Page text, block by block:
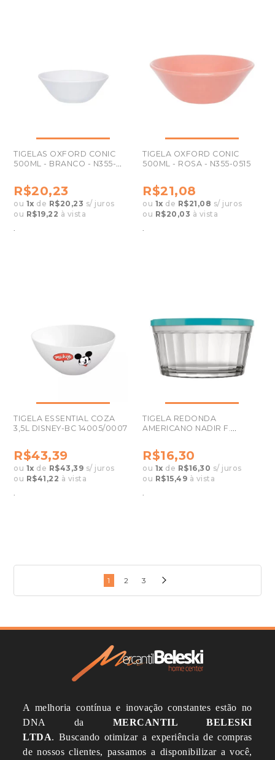
TIGELAS OXFORD CONIC
500ML - BRANCO - N355-
R$20,23
ou 1x de R$20,23 s/ juros
ou R$19,22 à vista
TIGELA OXFORD CONIC
500ML - ROSA - N355-0515
R$21,08
ou 1x de R$21,08 s/ juros
ou R$20,03 à vista
TIGELA ESSENTIAL COZA
3,5L DISNEY-BC 14005/0007
R$43,39
ou 1x de R$43,39 s/ juros
ou R$41,22 à vista
TIGELA REDONDA
AMERICANO NADIR F.
R$16,30
ou 1x de R$16,30 s/ juros
ou R$15,49 à vista
1 2 3
A melhoria contínua e inovação constantes estão no
DNA da MERCANTIL BELESKI
LTDA. Buscando otimizar a experiência de compras
de nossos clientes, passamos a disponibilizar a você,